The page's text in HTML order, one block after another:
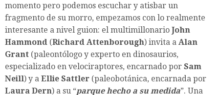
momento pero podemos escuchar y atisbar un
fragmento de su morro, empezamos con lo realmente
interesante a nivel guion: el multimillonario John
Hammond (Richard Attenborough) invita a Alan
Grant (paleontólogo y experto en dinosaurios,
especializado en velociraptores, encarnado por Sam
Neill) y a Ellie Sattler (paleobotánica, encarnada por
Laura Dern) a su “parque hecho a su medida”. Una